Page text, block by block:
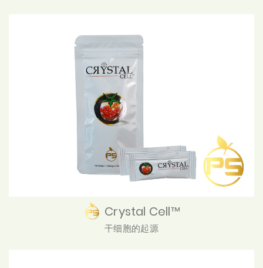
Crystal Cell™
干细胞的起源